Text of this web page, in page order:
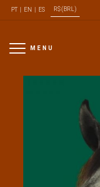
PT| EN ES R$ (BRL)
MENU